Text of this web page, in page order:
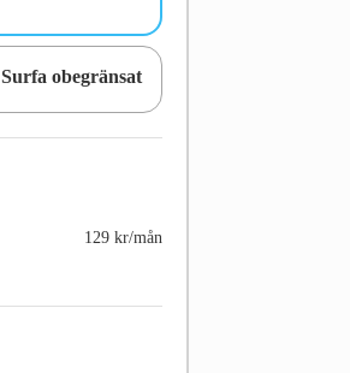
Surfa obegränsat
129 kr/mån